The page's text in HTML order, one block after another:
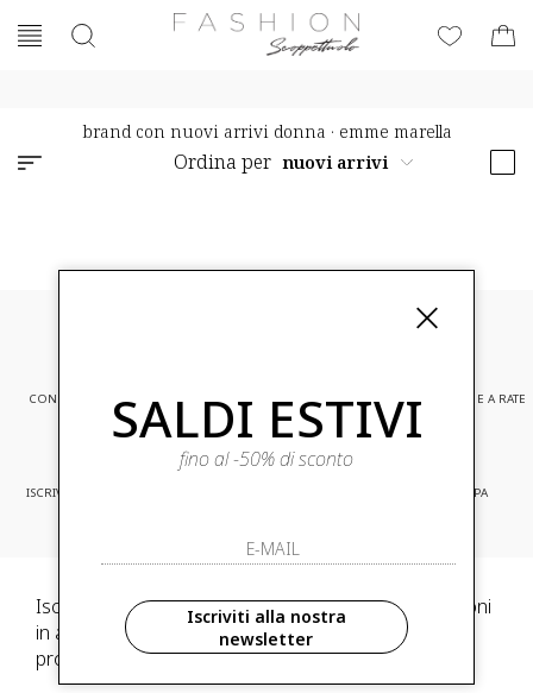
brand con nuovi arrivi donna · emme marella
Ordina per
CONSEGNA EXPRESS ASSISTENZA CLIENTI PAGAMENTI SICURI E A RATE
ISCRIVITI ED ACCEDI A PROMOZIONI
CONSEGNA IN TUTTA EUROPA
Iscriviti alla newsletter e scegli di ricevere informazioni
in anteprima ed anticipazioni di collezioni, inoltre,
promozioni esclusive riservate ai nostri clienti VIP
SALDI ESTIVI
fino al -50% di sconto
Iscriviti alla nostra
newsletter